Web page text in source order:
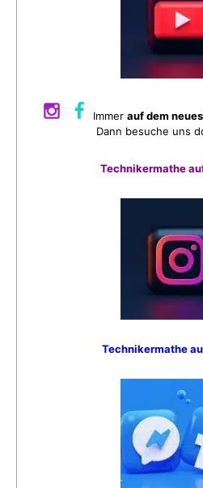
Immer auf dem
Dann besuche uns
Technikermathe
Technikermathe